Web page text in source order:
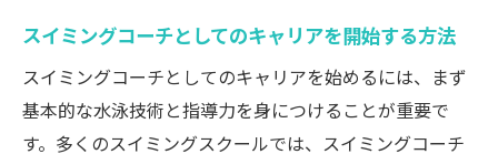
スイミングコーチとしてのやりがいと責任
スイミングコーチ求人を探す際の注意点
未経験でも安心！ライフガードでスイミングに
スイミングコーチとしてのキャリアを開始する方法
スイミングコーチとしてのキャリアを始めるには、まず
基本的な水泳技術と指導力を身につけることが重要で
す。多くのスイミングスクールでは、スイミングコーチ